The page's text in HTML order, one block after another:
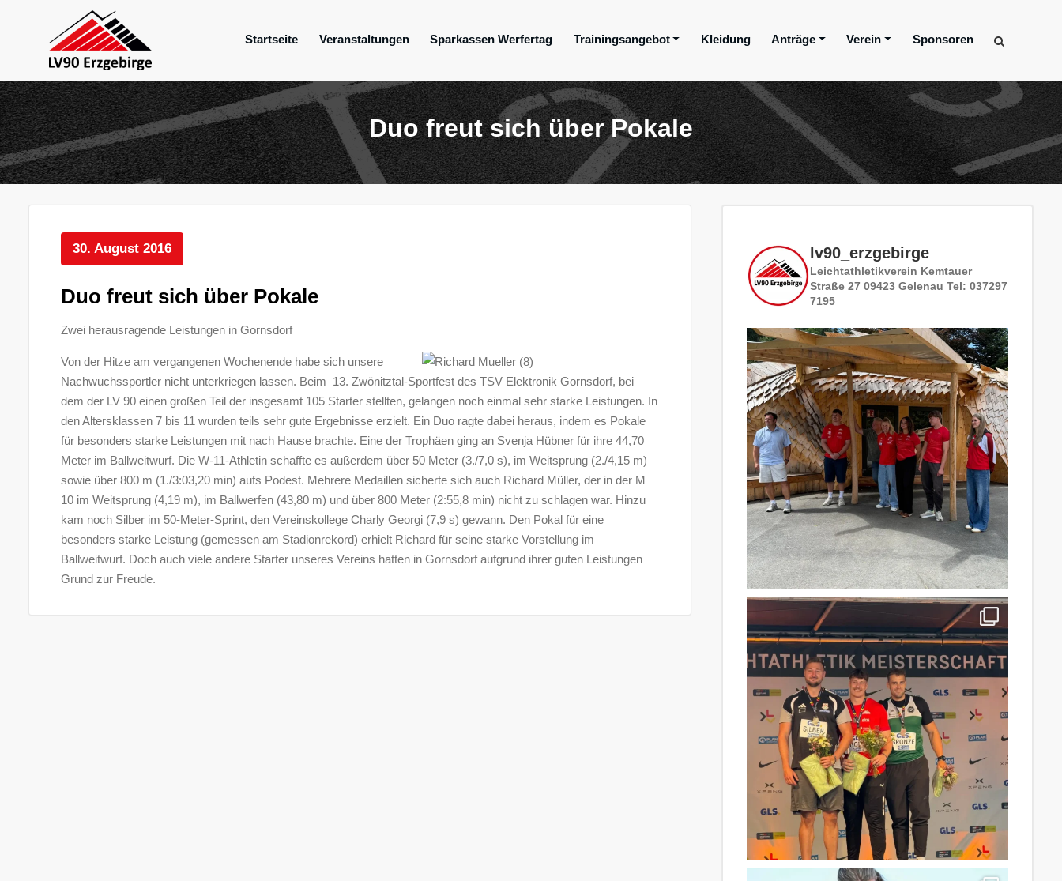
springen
Startseite Veranstaltungen Sparkassen Werfertag Trainingsangebot Kleidung Anträge Verein Sponsoren
Duo freut sich über Pokale
30. August 2016
Duo freut sich über Pokale
Zwei herausragende Leistungen in Gornsdorf
Von der Hitze am vergangenen Wochenende habe sich unsere
Nachwuchssportler nicht unterkriegen lassen. Beim 13. Zwönitztal-Sportfest des TSV Elektronik Gornsdorf, bei
dem der LV 90 einen großen Teil der insgesamt 105 Starter stellten, gelangen noch einmal sehr starke Leistungen. In
den Altersklassen 7 bis 11 wurden teils sehr gute Ergebnisse erzielt. Ein Duo ragte dabei heraus, indem es Pokale
für besonders starke Leistungen mit nach Hause brachte. Eine der Trophäen ging an Svenja Hübner für ihre 44,70
Meter im Ballweitwurf. Die W-11-Athletin schaffte es außerdem über 50 Meter (3./7,0 s), im Weitsprung (2./4,15 m)
sowie über 800 m (1./3:03,20 min) aufs Podest. Mehrere Medaillen sicherte sich auch Richard Müller, der in der M
10 im Weitsprung (4,19 m), im Ballwerfen (43,80 m) und über 800 Meter (2:55,8 min) nicht zu schlagen war. Hinzu
kam noch Silber im 50-Meter-Sprint, den Vereinskollege Charly Georgi (7,9 s) gewann. Den Pokal für eine
besonders starke Leistung (gemessen am Stadionrekord) erhielt Richard für seine starke Vorstellung im
Ballweitwurf. Doch auch viele andere Starter unseres Vereins hatten in Gornsdorf aufgrund ihrer guten Leistungen
Grund zur Freude.
lv90_erzgebirge
Leichtathletikverein Kemtauer
Straße 27 09423 Gelenau Tel: 037297
7195